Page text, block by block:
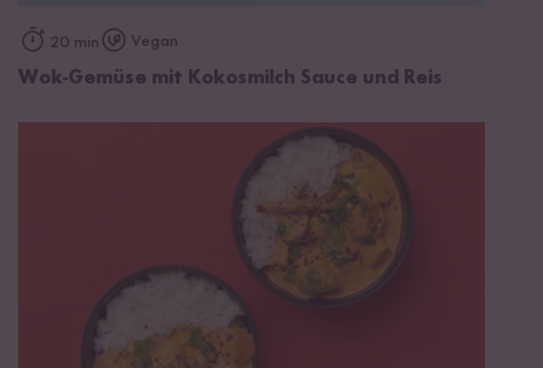
20 min Vegan
Wok-Gemüse mit Kokosmilch Sauce und Reis